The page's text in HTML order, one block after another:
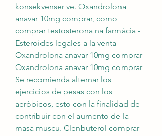
konsekvenser ve. Oxandrolona
anavar 10mg comprar, como
comprar testosterona na farmácia -
Esteroides legales a la venta
Oxandrolona anavar 10mg comprar
Oxandrolona anavar 10mg comprar
Se recomienda alternar los
ejercicios de pesas con los
aeróbicos, esto con la finalidad de
contribuir con el aumento de la
masa muscu. Clenbuterol comprar